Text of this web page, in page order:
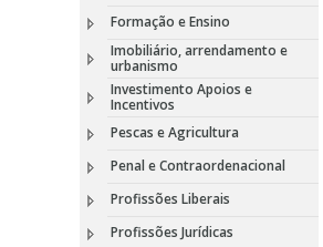
Formação e Ensino
Imobiliário, arrendamento e
urbanismo
Investimento Apoios e
Incentivos
Pescas e Agricultura
Penal e Contraordenacional
Profissões Liberais
Profissões Jurídicas